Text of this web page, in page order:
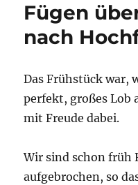
Fügen
nach
Das Frühstück war,
perfekt, großes Lob
mit Freude dabei.
Wir sind schon früh
aufgebrochen, so